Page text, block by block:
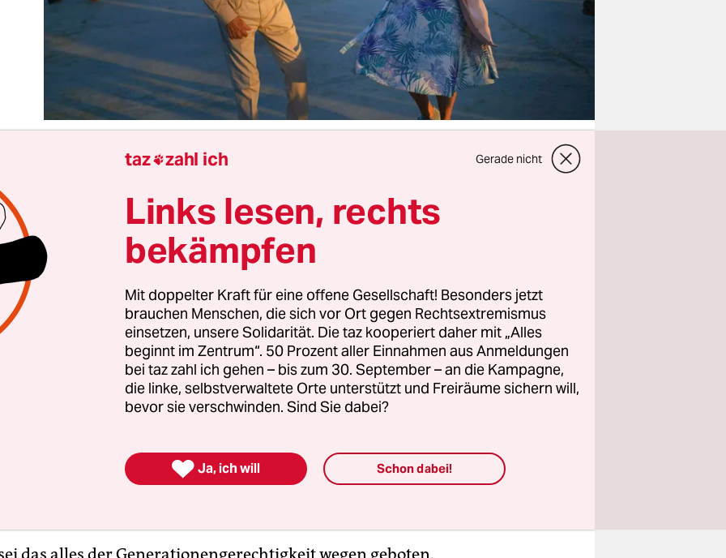
Regelmäßigkeit wird von konservativer und
Seite an der gesetzlichen Altersrente
Die FDP hat in den Koalitionsvertrag ein
hinein verhandelt. Die soll aber zukünftig nicht
erhöhen, sondern Beiträge einsparen helfen. Was
in der taz
berechtigterweise so kommentierte:
sind so unsinnig, dass sie sofort depressiv machen“.
verlangt, künftig das Renteneintrittsalter an die
zu koppeln. Obwohl das Bezugsalter bereits mit der
Jahre ordentlich angehoben wurde – was nicht einmal
älter, kennen oder ahnen die damit
Malaisen und wollen eigentlich nicht, dass die erste
das alles der Generationengerechtigkeit wegen geboten.
taz zahl ich Gerade nicht
Links lesen, rechts
bekämpfen
Mit doppelter Kraft für eine offene Gesellschaft! Besonders jetzt
brauchen Menschen, die sich vor Ort gegen Rechtsextremismus
einsetzen, unsere Solidarität. Die taz kooperiert daher mit „Alles
beginnt im Zentrum“. 50 Prozent aller Einnahmen aus Anmeldungen
bei taz zahl ich gehen – bis zum 30. September – an die Kampagne,
die linke, selbstverwaltete Orte unterstützt und Freiräume sichern will,
bevor sie verschwinden. Sind Sie dabei?
 Ja, ich will Schon dabei!